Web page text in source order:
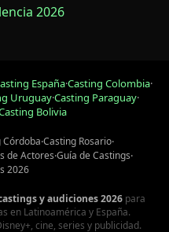
2026
España·Casting Colombia·
Uruguay·Casting Paraguay·
Bolivia
Córdoba·Casting Rosario·
de Actores·Guía de Castings·
2026
y audiciones 2026 para
en Latinoamérica y España.
cine, series y publicidad.